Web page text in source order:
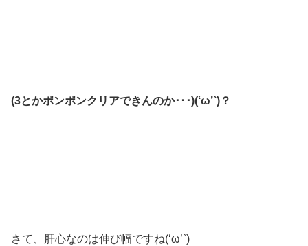
(3とかポンポンクリアできんのか･･･)(‘ω’`)？
さて、肝心なのは伸び幅ですね(‘ω’`)